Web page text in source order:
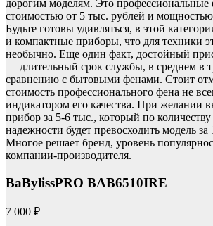
дорогим моделям. Это профессиональные
стоимостью от 5 тыс. рублей и
Будьте готовы удивляться, в этой
и компактные приборы, что для техники
необычно. Еще один факт, достойный
— длительный срок службы, в среднем в
сравнению с бытовыми фенами. Стоит
стоимость профессионального фена не
индикатором его качества. При желании
прибор за 5-6 тыс., который по
надежности будет превосходить модель за
Многое решает бренд, уровень
компании-производителя.
BaBylissPRO BAB6510IRE
7 000 ₽